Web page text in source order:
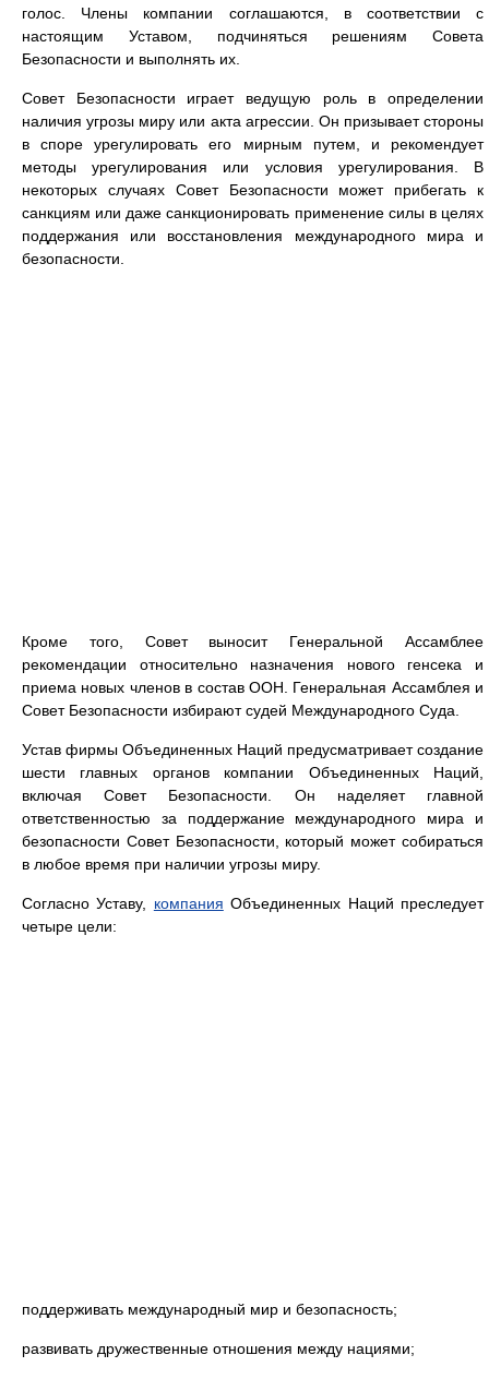
голос. Члены компании соглашаются, в соответствии с
настоящим Уставом, подчиняться решениям Совета
Безопасности и выполнять их.
Совет Безопасности играет ведущую роль в определении
наличия угрозы миру или акта агрессии. Он призывает стороны
в споре урегулировать его мирным путем, и рекомендует
методы урегулирования или условия урегулирования. В
некоторых случаях Совет Безопасности может прибегать к
санкциям или даже санкционировать применение силы в целях
поддержания или восстановления международного мира и
безопасности.
Кроме того, Совет выносит Генеральной Ассамблее
рекомендации относительно назначения нового генсека и
приема новых членов в состав ООН. Генеральная Ассамблея и
Совет Безопасности избирают судей Международного Суда.
Устав фирмы Объединенных Наций предусматривает создание
шести главных органов компании Объединенных Наций,
включая Совет Безопасности. Он наделяет главной
ответственностью за поддержание международного мира и
безопасности Совет Безопасности, который может собираться
в любое время при наличии угрозы миру.
Согласно Уставу, компания Объединенных Наций преследует
четыре цели:
поддерживать международный мир и безопасность;
развивать дружественные отношения между нациями;